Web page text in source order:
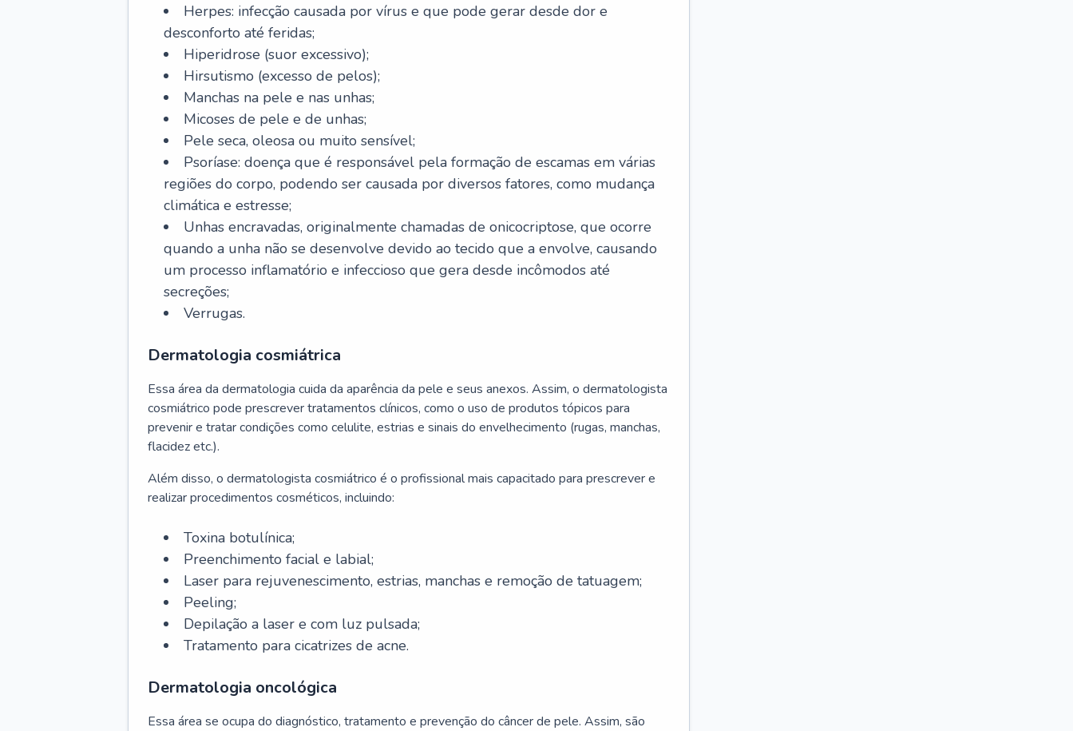
Herpes: infecção causada por vírus e que pode gerar desde dor e
desconforto até feridas;
Hiperidrose (suor excessivo);
Hirsutismo (excesso de pelos);
Manchas na pele e nas unhas;
Micoses de pele e de unhas;
Pele seca, oleosa ou muito sensível;
Psoríase: doença que é responsável pela formação de escamas em várias
regiões do corpo, podendo ser causada por diversos fatores, como mudança
climática e estresse;
Unhas encravadas, originalmente chamadas de onicocriptose, que ocorre
quando a unha não se desenvolve devido ao tecido que a envolve, causando
um processo inflamatório e infeccioso que gera desde incômodos até
secreções;
Verrugas.
Dermatologia cosmiátrica
Essa área da dermatologia cuida da aparência da pele e seus anexos. Assim, o dermatologista
cosmiátrico pode prescrever tratamentos clínicos, como o uso de produtos tópicos para
prevenir e tratar condições como celulite, estrias e sinais do envelhecimento (rugas, manchas,
flacidez etc.).
Além disso, o dermatologista cosmiátrico é o profissional mais capacitado para prescrever e
realizar procedimentos cosméticos, incluindo:
Toxina botulínica;
Preenchimento facial e labial;
Laser para rejuvenescimento, estrias, manchas e remoção de tatuagem;
Peeling;
Depilação a laser e com luz pulsada;
Tratamento para cicatrizes de acne.
Dermatologia oncológica
Essa área se ocupa do diagnóstico, tratamento e prevenção do câncer de pele. Assim, são